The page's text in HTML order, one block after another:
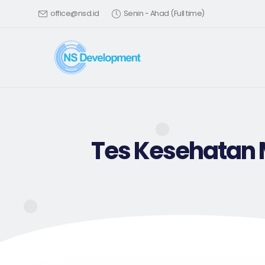
office@nsd.id Senin - Ahad (Full time)
Tes Kesehatan